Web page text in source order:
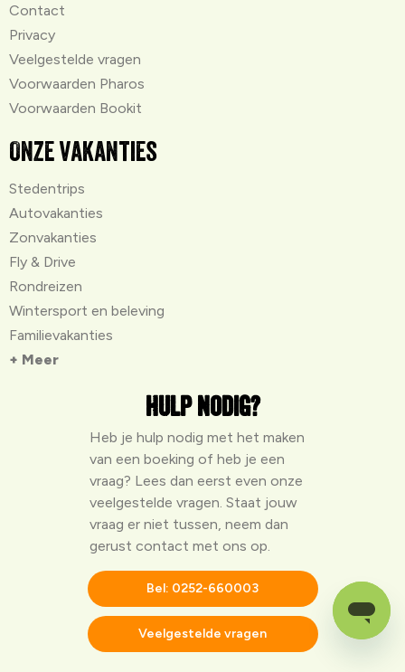
Contact
Privacy
Veelgestelde vragen
Voorwaarden Pharos
Voorwaarden Bookit
Onze vakanties
Stedentrips
Autovakanties
Zonvakanties
Fly & Drive
Rondreizen
Wintersport en beleving
Familievakanties
+ Meer
Hulp nodig?
Heb je hulp nodig met het maken
van een boeking of heb je een
vraag? Lees dan eerst even onze
veelgestelde vragen . Staat jouw
vraag er niet tussen, neem dan
gerust contact met ons op.
Bel: 0252-660003
Veelgestelde vragen